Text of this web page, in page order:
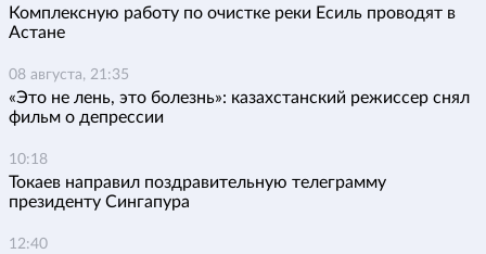
Комплексную работу по очистке реки Есиль проводят в
Астане
08 августа, 21:35
«Это не лень, это болезнь»: казахстанский режиссер снял
фильм о депрессии
10:18
Токаев направил поздравительную телеграмму
президенту Сингапура
12:40